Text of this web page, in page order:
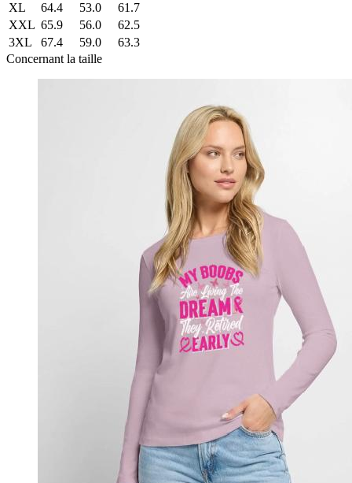
XL
64.4 53.0
61.7
XXL 65.9 56.0
62.5
3XL
67.4 59.0
63.3
Concernant la taille